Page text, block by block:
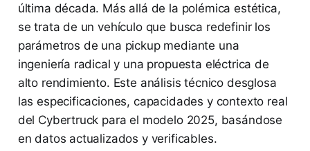
última década. Más allá de la polémica estética,
se trata de un vehículo que busca redefinir los
parámetros de una pickup mediante una
ingeniería radical y una propuesta eléctrica de
alto rendimiento. Este análisis técnico desglosa
las especificaciones, capacidades y contexto real
del Cybertruck para el modelo 2025, basándose
en datos actualizados y verificables.